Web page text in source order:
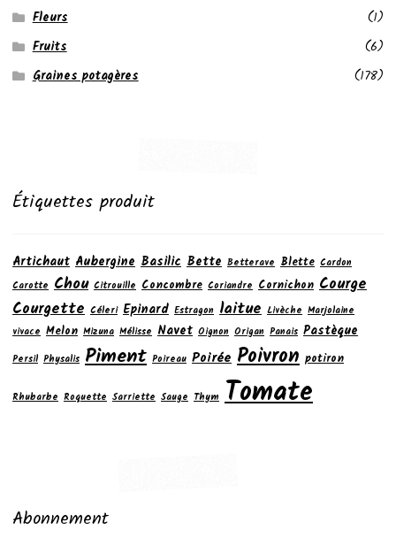
Fleurs
(1)
Fruits
(6)
Graines potagères
(178)
Étiquettes produit
Artichaut Aubergine Basilic Bette Betterave Blette Cardon
Carotte Chou Citrouille Concombre Coriandre Cornichon Courge
Courgette Céleri Epinard Estragon laitue Livèche Marjolaine
vivace Melon Mizuna Mélisse Navet Oignon Origan Panais Pastèque
Persil Physalis Piment Poireau Poirée Poivron potiron
Rhubarbe Roquette Sarriette Sauge Thym Tomate
Abonnement